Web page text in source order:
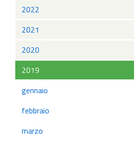
2022
2021
2020
2019
gennaio
febbraio
marzo